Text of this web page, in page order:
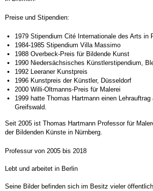
Preise und Stipendien:
1979 Stipendium Cité Internationale des Arts in
1984-1985 Stipendium Villa Massimo
1988 Overbeck-Preis für Bildende Kunst
1990 Niedersächsisches Künstlerstipendium,
1992 Leeraner Kunstpreis
1996 Kunstpreis der Künstler, Düsseldorf
2000 Willi-Oltmanns-Preis für Malerei
1999 hatte Thomas Hartmann einen
Greifswald.
Seit 2005 ist Thomas Hartmann Professor für
der Bildenden Künste in Nürnberg.
Professur von 2005 bis 2018
Lebt und arbeitet in Berlin
Seine Bilder befinden sich im Besitz vieler